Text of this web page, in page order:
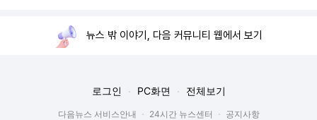
뉴스 밖 이야기, 다음 커뮤니티 웹에서 보기
로그인 PC화면 전체보기
다음뉴스 서비스안내 24시간 뉴스센터
공지사항